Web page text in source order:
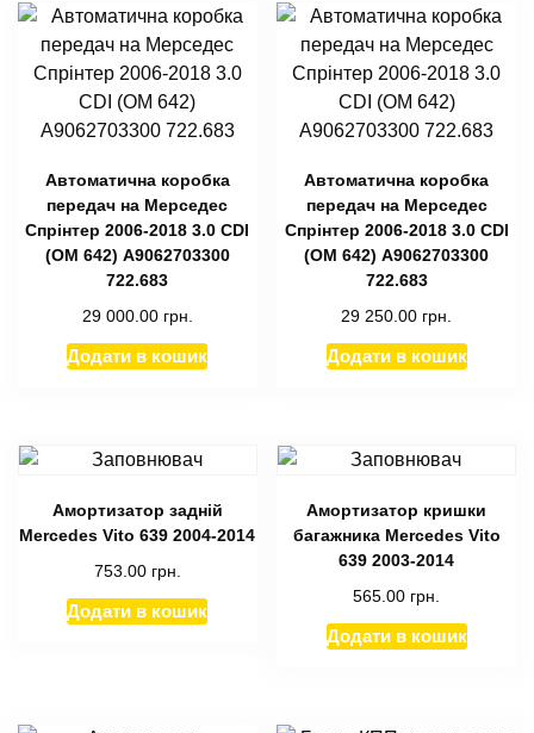
Автоматична коробка
передач на Мерседес
Спрінтер 2006-2018 3.0 CDI
(OM 642) А9062703300
722.683
29 000.00 грн.
Додати в кошик
Автоматична коробка
передач на Мерседес
Спрінтер 2006-2018 3.0 CDI
(OM 642) А9062703300
722.683
29 250.00 грн.
Додати в кошик
Амортизатор задній
Mercedes Vito 639 2004-2014
753.00 грн.
Додати в кошик
Амортизатор кришки
багажника Mercedes Vito
639 2003-2014
565.00 грн.
Додати в кошик